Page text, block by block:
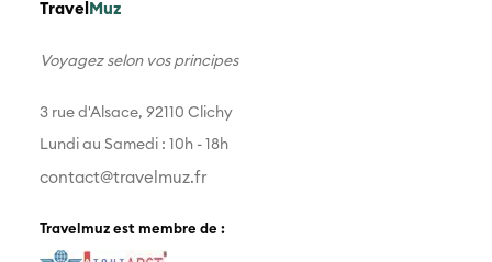
Travel Muz
Voyagez selon vos principes
3 rue d'Alsace, 92110 Clichy
Lundi au Samedi : 10h - 18h
contact@travelmuz.fr
Travelmuz est membre de :